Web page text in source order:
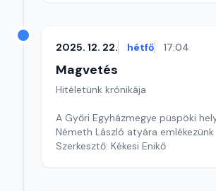
2025. 12. 22. hétfő 17:04
Magvetés
Hitéletünk krónikája
A Győri Egyházmegye püspöki
Németh László atyára emlékezünk
Szerkesztő: Kékesi Enikő